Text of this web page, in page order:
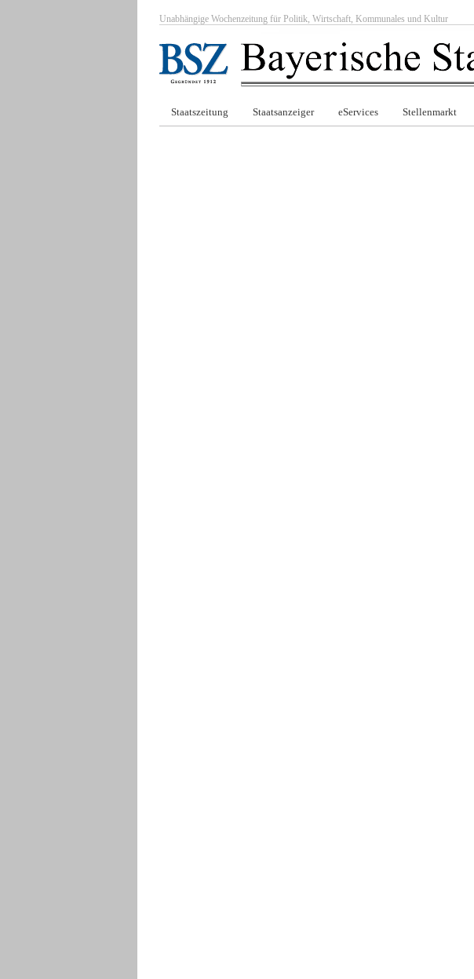
Unabhängige Wochenzeitung für Politik, Wirtschaft, Kommunales und Kultur
Staatszeitung Staatsanzeiger eServices Stellenmarkt
+++ ***** +++ Ihre